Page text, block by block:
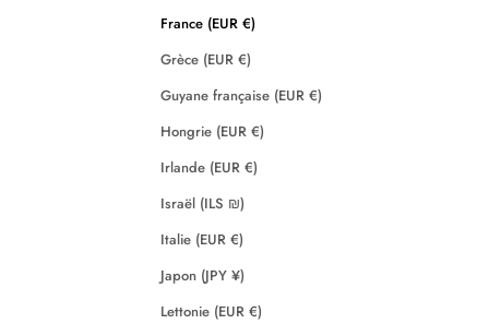
France (EUR €)
Grèce (EUR €)
Guyane française (EUR €)
Hongrie (EUR €)
Irlande (EUR €)
Israël (ILS ₪)
Italie (EUR €)
Japon (JPY ¥)
Lettonie (EUR €)